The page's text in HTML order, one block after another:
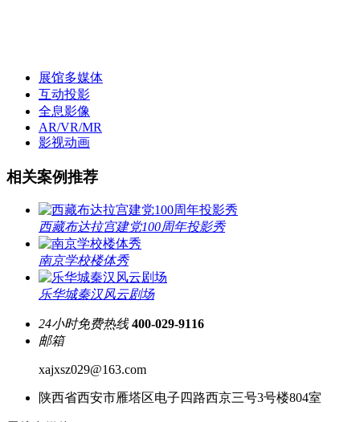
展馆多媒体
互动投影
全息影像
AR/VR/MR
影视动画
相关案例推荐
西藏布达拉宫建党100周年投影秀
南京学校楼体秀
乐华城秦汉风云剧场
24小时免费热线 400-029-9116
邮箱
xajxsz029@163.com
陕西省西安市雁塔区电子四路西京三号3号楼804室